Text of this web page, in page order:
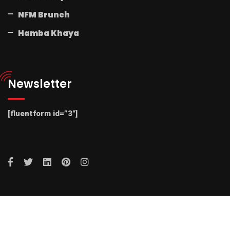
NFM Brunch
Hamba Khaya
Newsletter
[fluentform id=”3″]